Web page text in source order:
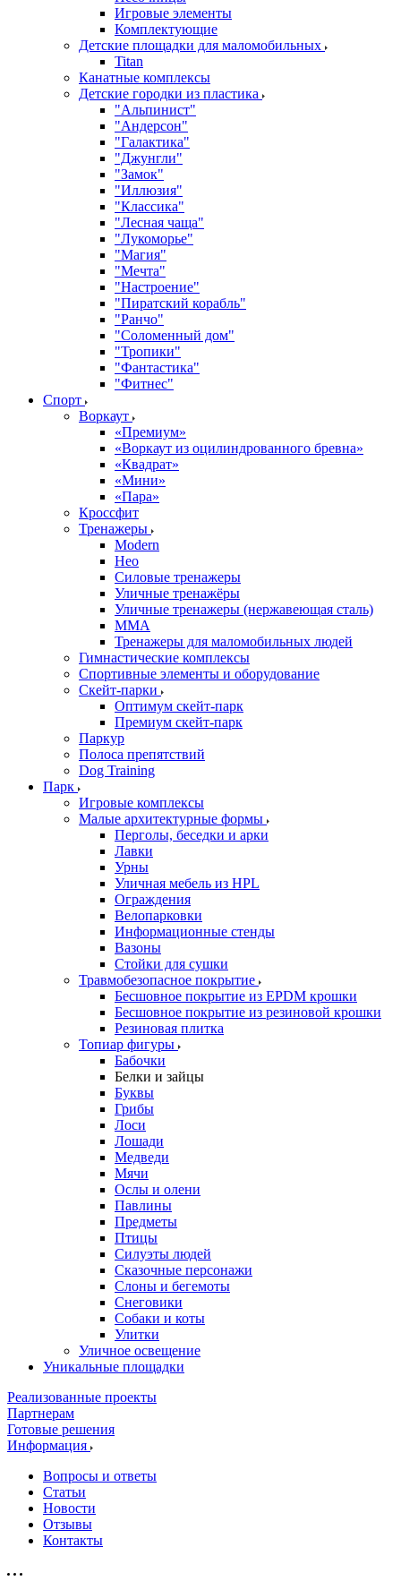
Игровые элементы
Комплектующие
Детские площадки для маломобильных
Titan
Канатные комплексы
Детские городки из пластика
"Альпинист"
"Андерсон"
"Галактика"
"Джунгли"
"Замок"
"Иллюзия"
"Классика"
"Лесная чаща"
"Лукоморье"
"Магия"
"Мечта"
"Настроение"
"Пиратский корабль"
"Ранчо"
"Соломенный дом"
"Тропики"
"Фантастика"
"Фитнес"
Спорт
Воркаут
«Премиум»
«Воркаут из оцилиндрованного бревна»
«Квадрат»
«Мини»
«Пара»
Кроссфит
Тренажеры
Modern
Нео
Силовые тренажеры
Уличные тренажёры
Уличные тренажеры (нержавеющая сталь)
ММА
Тренажеры для маломобильных людей
Гимнастические комплексы
Спортивные элементы и оборудование
Скейт-парки
Оптимум скейт-парк
Премиум скейт-парк
Паркур
Полоса препятствий
Dog Training
Парк
Игровые комплексы
Малые архитектурные формы
Перголы, беседки и арки
Лавки
Урны
Уличная мебель из HPL
Ограждения
Велопарковки
Информационные стенды
Вазоны
Стойки для сушки
Травмобезопасное покрытие
Бесшовное покрытие из EPDM крошки
Бесшовное покрытие из резиновой крошки
Резиновая плитка
Топиар фигуры
Бабочки
Белки и зайцы
Буквы
Грибы
Лоси
Лошади
Медведи
Мячи
Ослы и олени
Павлины
Предметы
Птицы
Силуэты людей
Сказочные персонажи
Слоны и бегемоты
Снеговики
Собаки и коты
Улитки
Уличное освещение
Уникальные площадки
Реализованные проекты
Партнерам
Готовые решения
Информация
Вопросы и ответы
Статьи
Новости
Отзывы
Контакты